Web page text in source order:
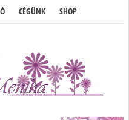
CÉGÜNK SHOP